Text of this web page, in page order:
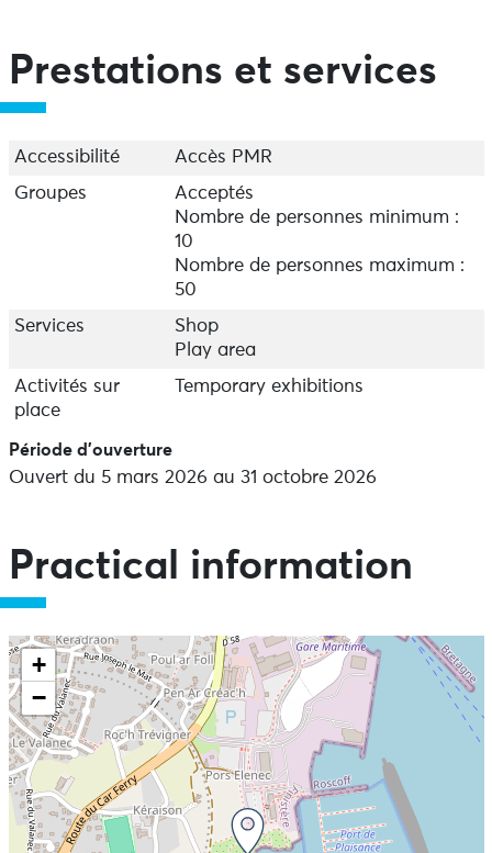
Prestations et services
Accessibilité
Accès PMR
Groupes
Acceptés
Nombre de personnes minimum :
10
Nombre de personnes maximum :
50
Services
Shop
Play area
Activités sur
place
Temporary exhibitions
Période d'ouverture
Ouvert du 5 mars 2026 au 31 octobre 2026
Practical information
+
−